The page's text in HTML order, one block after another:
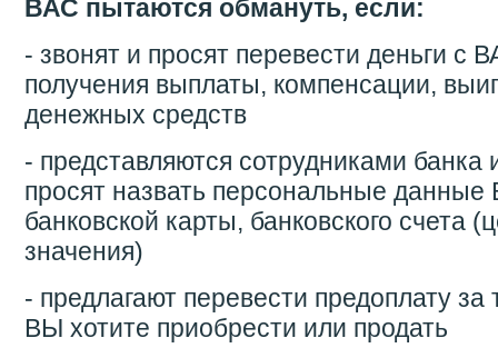
ВАС пытаются обмануть, если:
- звонят и просят перевести деньги с
получения выплаты, компенсации,
денежных средств
- представляются сотрудниками банка
просят назвать персональные
банковской карты, банковского счета
значения)
- предлагают перевести предоплату за
ВЫ хотите приобрести или продать